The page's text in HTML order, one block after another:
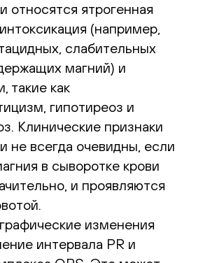
относятся ятрогенная
(например,
слабительных
магний) и
такие как
гипотиреоз и
Клинические признаки
не всегда очевидны, если
в сыворотке крови
и проявляются
изменения
интервала PR и